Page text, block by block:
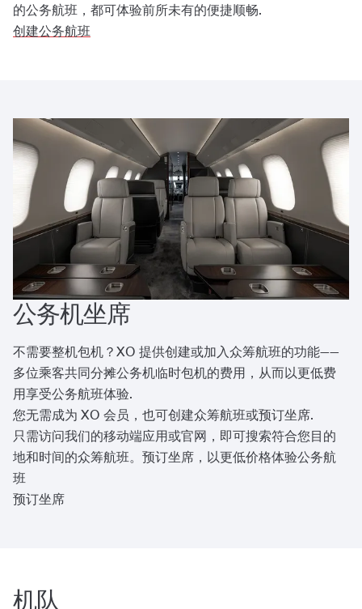
的公务航班，都可体验前所未有的便捷顺畅.
创建公务航班
公务机坐席
不需要整机包机？XO 提供创建或加入众筹航班的功能——
多位乘客共同分摊公务机临时包机的费用，从而以更低费
用享受公务航班体验.
您无需成为 XO 会员，也可创建众筹航班或预订坐席.
只需访问我们的移动端应用或官网，即可搜索符合您目的
地和时间的众筹航班。预订坐席，以更低价格体验公务航
班
预订坐席
机队